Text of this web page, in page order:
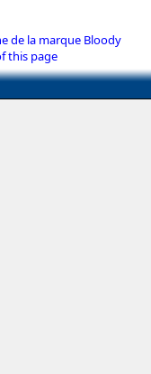
de la marque Bloody
this page